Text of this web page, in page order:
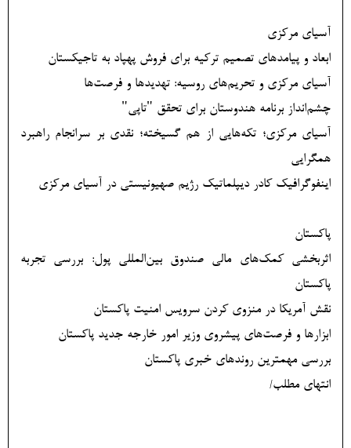
آسیای مرکزی
ابعاد و پیامدهای تصمیم ترکیه برای فروش پهپاد به تاجیکستان
آسیای مرکزی و تحریم‌های روسیه: تهدیدها و فرصت‌ها
چشم‌انداز برنامه هندوستان برای تحقق "تاپی"
آسیای مرکزی؛ تکه‌هایی از هم گسیخته؛ نقدی بر سرانجام راهبرد
همگرایی
اینفوگرافیک کادر دیپلماتیک رژیم صهیونیستی در آسیای مرکزی
پاکستان
اثربخشی کمک‌های مالی صندوق بین‌المللی پول: بررسی تجربه
پاکستان
نقش آمریکا در منزوی کردن سرویس امنیت پاکستان
ابزارها و فرصت‌های پیشروی وزیر امور خارجه جدید پاکستان
بررسی مهمترین روندهای خبری پاکستان
انتهای مطلب/